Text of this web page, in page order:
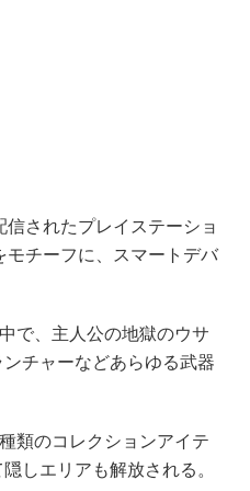
されたプレイステーショ
モチーフに、スマートデバ
で、主人公の地獄のウサ
チャーなどあらゆる武器
類のコレクションアイテ
しエリアも解放される。